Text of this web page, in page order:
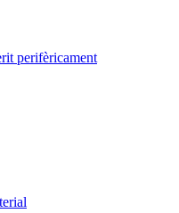
perifèricament